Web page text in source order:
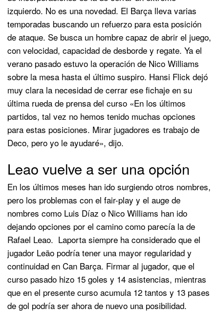
izquierdo. No es una novedad. El Barça lleva varias
temporadas buscando un refuerzo para esta posición
de ataque. Se busca un hombre capaz de abrir el juego,
con velocidad, capacidad de desborde y regate. Ya el
verano pasado estuvo la operación de Nico Williams
sobre la mesa hasta el último suspiro. Hansi Flick dejó
muy clara la necesidad de cerrar ese fichaje en su
última rueda de prensa del curso «En los últimos
partidos, tal vez no hemos tenido muchas opciones
para estas posiciones. Mirar jugadores es trabajo de
Deco, pero yo le ayudaré», dijo.
Leao vuelve a ser una opción
En los últimos meses han ido surgiendo otros nombres,
pero los problemas con el fair-play y el auge de
nombres como Luis Díaz o Nico Williams han ido
dejando opciones por el camino como parecía la de
Rafael Leao. Laporta siempre ha considerado que el
jugador Leão podría tener una mayor regularidad y
continuidad en Can Barça. Firmar al jugador, que el
curso pasado hizo 15 goles y 14 asistencias, mientras
que en el presente curso acumula 12 tantos y 13 pases
de gol podría ser ahora de nuevo una posibilidad.